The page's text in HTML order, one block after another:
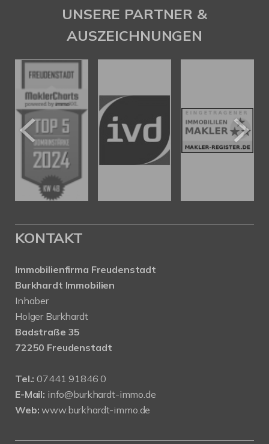
UNSERE PARTNER &
AUSZEICHNUNGEN
KONTAKT
Immobilienfirma Freudenstadt
Burkhardt Immobilien
Inhaber
Holger Burkhardt
Badstraße 35
72250 Freudenstadt
Tel.: 07441 91846 0
E-Mail: info@burkhardt-immo.de
Web: www.burkhardt-immo.de